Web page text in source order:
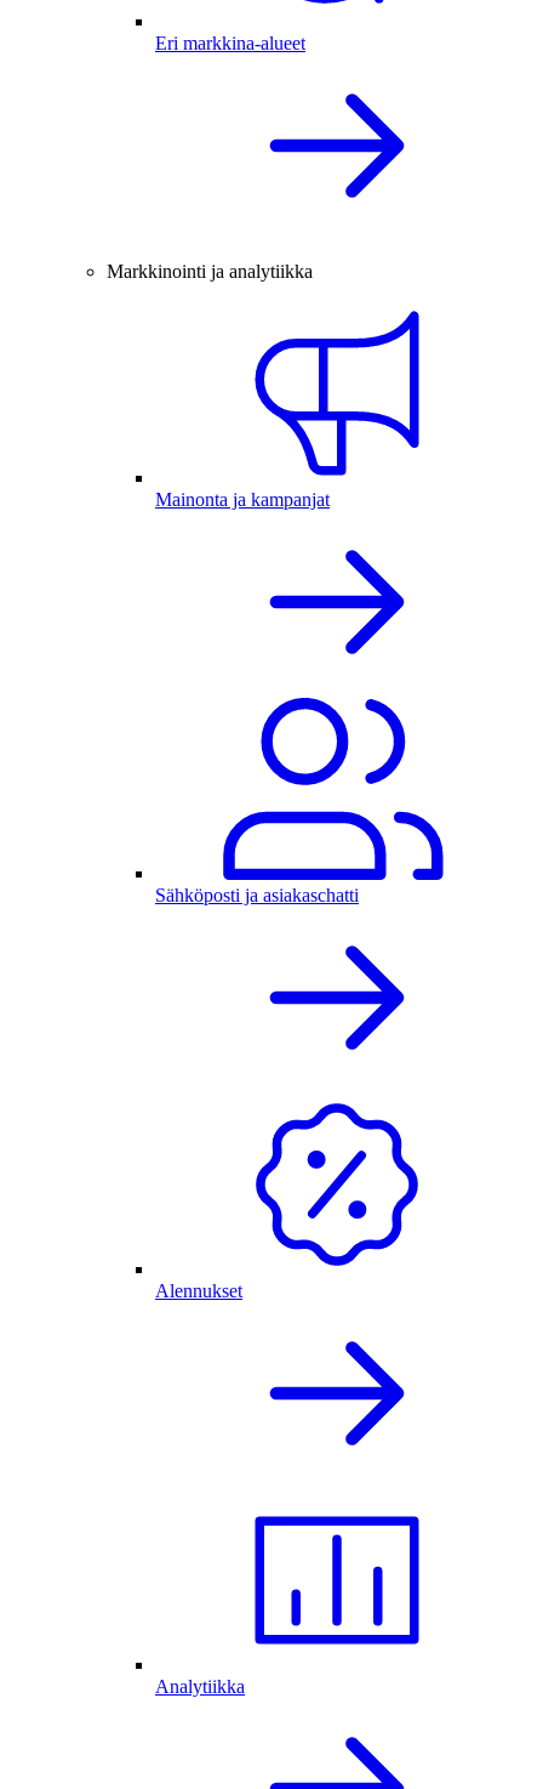
Eri markkina-alueet
Markkinointi ja analytiikka
Mainonta ja kampanjat
Sähköposti ja asiakaschatti
Alennukset
Analytiikka